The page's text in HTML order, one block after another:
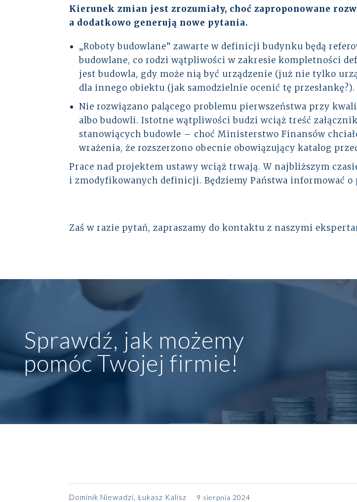
Kierunek zmian jest zrozumiały, choć zaproponowane
a dodatkowo generują nowe pytania.
„Roboty budowlane” zawarte w definicji budynku będą
budowlane, co rodzi wątpliwości w zakresie kompletności
jest budowla, gdy może nią być urządzenie (już nie tylko
dla innego obiektu (jak samodzielnie ocenić tę przesłankę?).
Nie rozwiązano palącego problemu pierwszeństwa przy
albo budowli. Istotne wątpliwości budzi wciąż treść
stanowiących budowle – choć Ministerstwo Finansów
wrażenia, że rozszerzono obecnie obowiązujący katalog
Prace nad projektem ustawy wciąż trwają. W najbliższym
i zmodyfikowanych definicji. Będziemy Państwa informować
Zaś w razie pytań, zapraszamy do kontaktu z naszymi
Sprawdź, jak możemy
pomóc Twojej firmie!
Dominik Niewadzi, Łukasz Kalisz 9 sierpnia 2024